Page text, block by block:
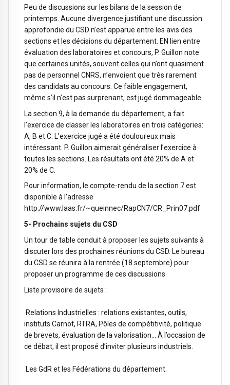
Peu de discussions sur les bilans de la session de
printemps. Aucune divergence justifiant une discussion
approfondie du CSD n’est apparue entre les avis des
sections et les décisions du département. EN lien entre
évaluation des laboratoires et concours, P. Guillon note
que certaines unités, souvent celles qui n’ont quasiment
pas de personnel CNRS, n’envoient que très rarement
des candidats au concours. Ce faible engagement,
même s’il n’est pas surprenant, est jugé dommageable.
La section 9, à la demande du département, a fait
l’exercice de classer les laboratoires en trois catégories:
A, B et C. L’exercice jugé a été douloureux mais
intéressant. P. Guillon aimerait généraliser l’exercice à
toutes les sections. Les résultats ont été 20% de A et
20% de C.
Pour information, le compte-rendu de la section 7 est
disponible à l’adresse
http://www.laas.fr/~queinnec/RapCN7/CR_Prin07.pdf
5- Prochains sujets du CSD
Un tour de table conduit à proposer les sujets suivants à
discuter lors des prochaines réunions du CSD. Le bureau
du CSD se réunira à la rentrée (18 septembre) pour
proposer un programme de ces discussions.
Liste provisoire de sujets :
Relations Industrielles : relations existantes, outils,
instituts Carnot, RTRA, Pôles de compétitivité, politique
de brevets, évaluation de la valorisation… À l’occasion de
ce débat, il est proposé d’inviter plusieurs industriels.
Les GdR et les Fédérations du département.